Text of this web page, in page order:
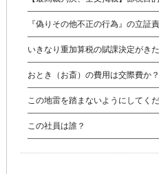
『偽りその他不正の行為』の立証
いきなり重加算税の賦課決定がき
おとき（お斎）の費用は交際費か？
この地雷を踏まないようにしてくだ
この社員は誰？